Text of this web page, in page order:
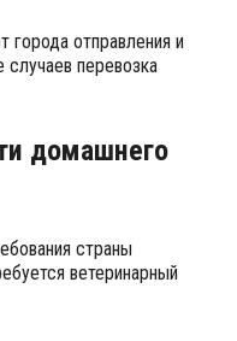
города отправления и
случаев перевозка
домашнего
страны
ветеринарный